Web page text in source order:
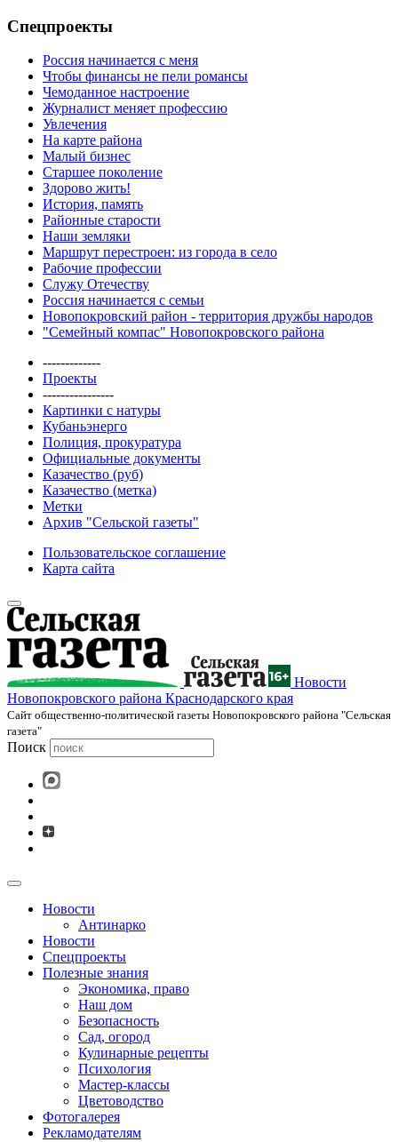
Спецпроекты
Россия начинается с меня
Чтобы финансы не пели романсы
Чемоданное настроение
Журналист меняет профессию
Увлечения
На карте района
Малый бизнес
Старшее поколение
Здорово жить!
История, память
Районные старости
Наши земляки
Маршрут перестроен: из города в село
Рабочие профессии
Служу Отечеству
Россия начинается с семьи
Новопокровский район - территория дружбы народов
"Семейный компас" Новопокровского района
-------------
Проекты
----------------
Картинки с натуры
Кубаньэнерго
Полиция, прокуратура
Официальные документы
Казачество (руб)
Казачество (метка)
Метки
Архив "Сельской газеты"
Пользовательское соглашение
Карта сайта
Новости
Новопокровского района Краснодарского края
Cайт общественно-политической газеты Новопокровского района "Сельская
газета"
Поиск
Новости
Антинарко
Новости
Спецпроекты
Полезные знания
Экономика, право
Наш дом
Безопасность
Сад, огород
Кулинарные рецепты
Психология
Мастер-классы
Цветоводство
Фотогалерея
Рекламодателям